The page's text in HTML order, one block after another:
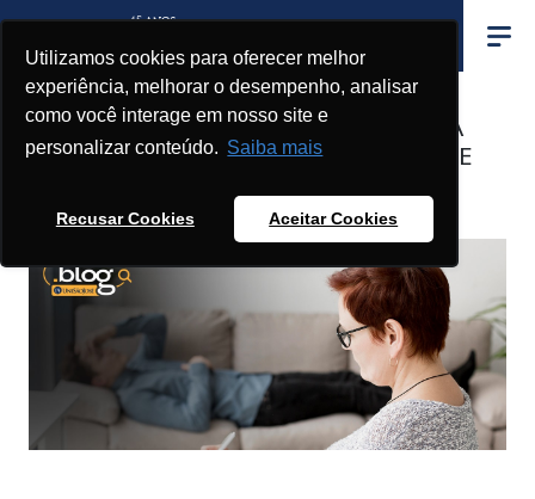
Utilizamos cookies para oferecer melhor
experiência, melhorar o desempenho, analisar
como você interage em nosso site e
personalizar conteúdo. Saiba mais
Recusar Cookies Aceitar Cookies
A PSICOLOGIA COMO AGENTE NA
COMPREENSÃO DA SUBJETIVIDADE